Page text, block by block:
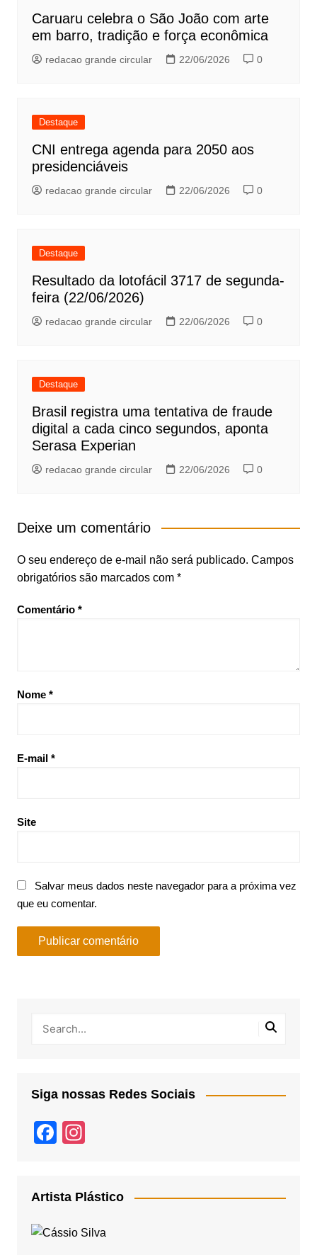
Caruaru celebra o São João com arte
em barro, tradição e força econômica
redacao grande circular 22/06/2026 0
Destaque
CNI entrega agenda para 2050 aos
presidenciáveis
redacao grande circular 22/06/2026 0
Destaque
Resultado da lotofácil 3717 de segunda-
feira (22/06/2026)
redacao grande circular 22/06/2026 0
Destaque
Brasil registra uma tentativa de fraude
digital a cada cinco segundos, aponta
Serasa Experian
redacao grande circular 22/06/2026 0
Deixe um comentário
O seu endereço de e-mail não será publicado. Campos
obrigatórios são marcados com *
Comentário *
Nome *
E-mail *
Site
Salvar meus dados neste navegador para a próxima vez
que eu comentar.
Siga nossas Redes Sociais
F
e
b
gr
a
Artista Plástico